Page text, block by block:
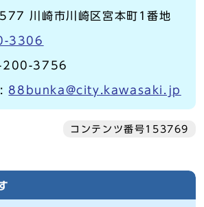
川崎市川崎区宮本町1番地
3306
200-3756
:88bunka@city.kawasaki.jp
コンテンツ番号153769